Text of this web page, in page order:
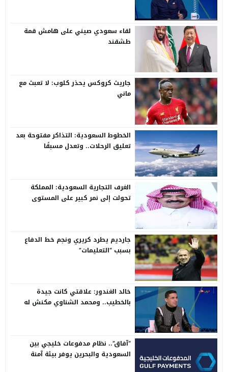
لقاء سعودي صيني على هامش قمة
طشقند
جاريث كروكس يحذر كلوب: لا تعبث مع
ماني
الخطوط السعودية: التذاكر مفتوحة بعد
تعليق الرحلات.. وتعدل مسبقًا
الغرف التجارية السعودية: المملكة
تحولت إلى نمر كبير على المستوى
جارديم يطرد كريري ونجم خط الدفاع
بسبب “التعليمات”
خالد الغندور: علاقتي كانت جيدة
بالخطيب.. ومحمد الشناوي مكنش له
“آفاق”.. نظام مدفوعات خليجي بين
السعودية والبحرين يوفر بيئة آمنة